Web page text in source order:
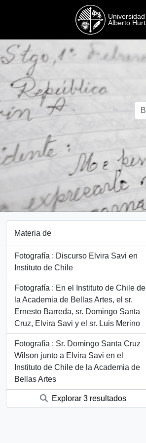
Materia de
Fotografía : Discurso Elvira Savi en
Instituto de Chile
Fotografía : En el Instituto de Chile de
la Academia de Bellas Artes, el sr.
Ernesto Barreda, sr. Domingo Santa
Cruz, Elvira Savi y el sr. Luis Merino
Fotografía : Sr. Domingo Santa Cruz
Wilson junto a Elvira Savi en el
Instituto de Chile de la Academia de
Bellas Artes
Explorar 3 resultados